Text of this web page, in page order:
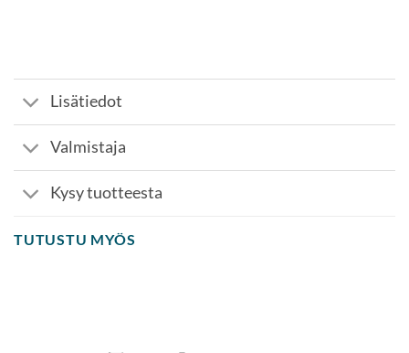
Lisätiedot
Valmistaja
Kysy tuotteesta
TUTUSTU MYÖS